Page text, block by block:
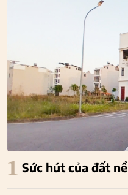
1 Sức hút của đất